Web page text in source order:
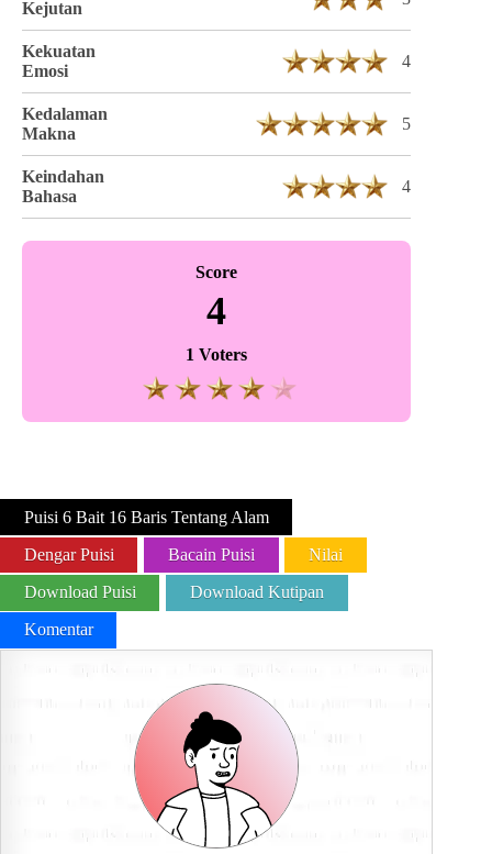
Kejutan
Kekuatan
Emosi
4
Kedalaman
Makna
5
Keindahan
Bahasa
4
Score
4
1 Voters
Puisi 6 Bait 16 Baris Tentang Alam
Dengar Puisi Bacain Puisi Nilai
Download Puisi Download Kutipan
Komentar